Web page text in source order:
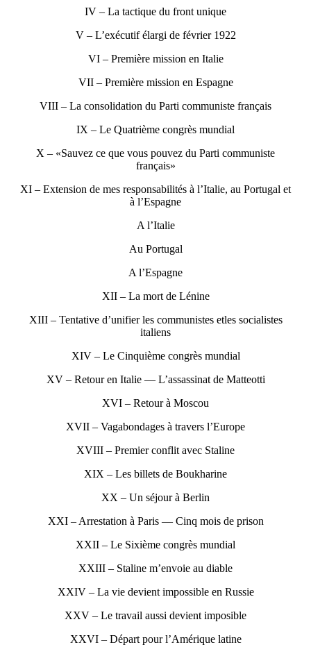
IV – La tactique du front unique
V – L’exécutif élargi de février 1922
VI – Première mission en Italie
VII – Première mission en Espagne
VIII – La consolidation du Parti communiste français
IX – Le Quatrième congrès mundial
X – «Sauvez ce que vous pouvez du Parti communiste
français»
XI – Extension de mes responsabilités à l’Italie, au Portugal et
à l’Espagne
A l’Italie
Au Portugal
A l’Espagne
XII – La mort de Lénine
XIII – Tentative d’unifier les communistes etles socialistes
italiens
XIV – Le Cinquième congrès mundial
XV – Retour en Italie — L’assassinat de Matteotti
XVI – Retour à Moscou
XVII – Vagabondages à travers l’Europe
XVIII – Premier conflit avec Staline
XIX – Les billets de Boukharine
XX – Un séjour à Berlin
XXI – Arrestation à Paris — Cinq mois de prison
XXII – Le Sixième congrès mundial
XXIII – Staline m’envoie au diable
XXIV – La vie devient impossible en Russie
XXV – Le travail aussi devient imposible
XXVI – Départ pour l’Amérique latine